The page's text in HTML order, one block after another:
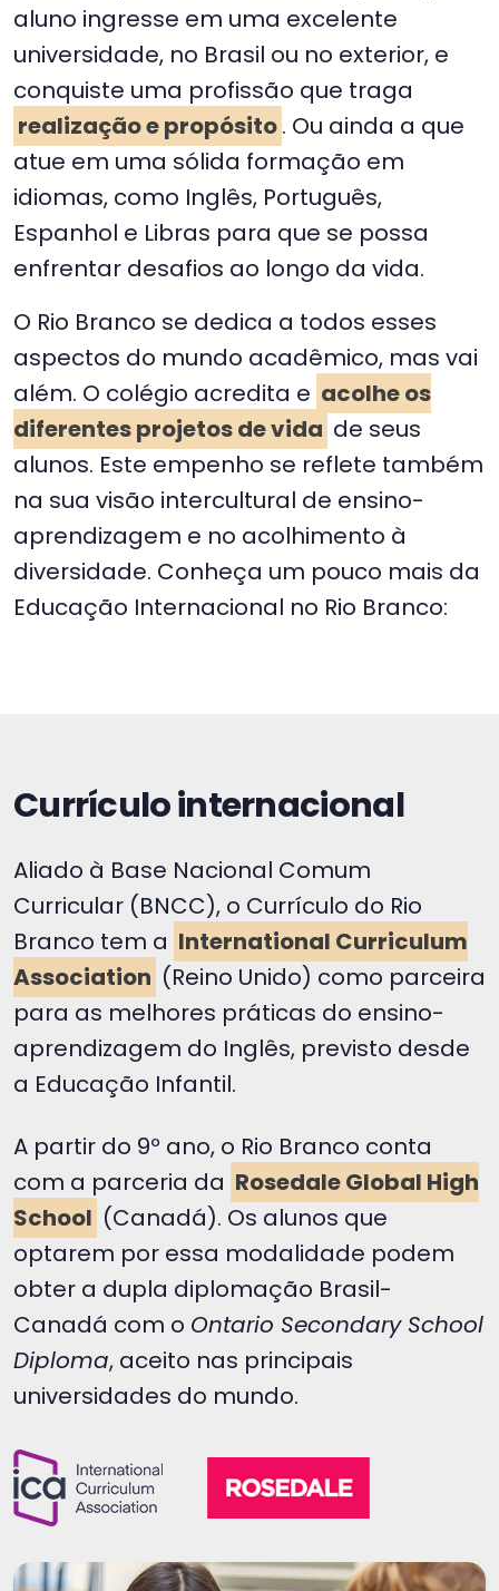
aluno ingresse em uma excelente
universidade, no Brasil ou no exterior, e
conquiste uma profissão que traga
realização e propósito. Ou ainda a que
atue em uma sólida formação em
idiomas, como Inglês, Português,
Espanhol e Libras para que se possa
enfrentar desafios ao longo da vida.
O Rio Branco se dedica a todos esses
aspectos do mundo acadêmico, mas vai
além. O colégio acredita e acolhe os
diferentes projetos de vida de seus
alunos. Este empenho se reflete também
na sua visão intercultural de ensino-
aprendizagem e no acolhimento à
diversidade. Conheça um pouco mais da
Educação Internacional no Rio Branco:
Currículo internacional
Aliado à Base Nacional Comum
Curricular (BNCC), o Currículo do Rio
Branco tem a International Curriculum
Association (Reino Unido) como parceira
para as melhores práticas do ensino-
aprendizagem do Inglês, previsto desde
a Educação Infantil.
A partir do 9º ano, o Rio Branco conta
com a parceria da Rosedale Global High
School (Canadá). Os alunos que
optarem por essa modalidade podem
obter a dupla diplomação Brasil-
Canadá com o Ontario Secondary School
Diploma, aceito nas principais
universidades do mundo.